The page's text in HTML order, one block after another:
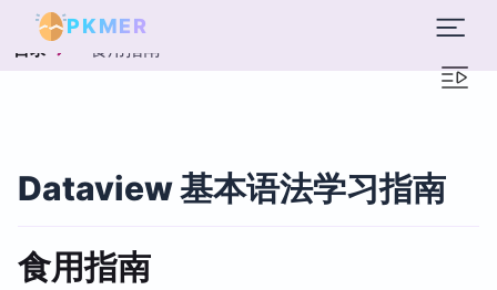
PKMER
目录 食用指南
Dataview 基本语法学习指南
食用指南